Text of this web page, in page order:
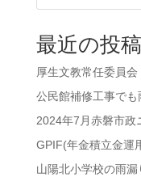
最近の投稿
厚生文教常任委員会
公民館補修工事でも
2024年7月赤磐市政
GPIF(年金積立金運
山陽北小学校の雨